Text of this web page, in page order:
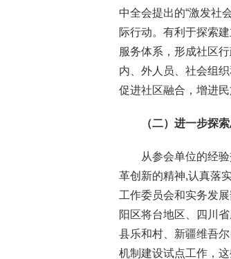
中全会提出的“激发社
际行动。有利于探索
服务体系，形成社区
内、外人员、社会组
促进社区融合，增进
（二）进一步探
从参会单位的经
革创新的精神,认真落
工作委员会和实务发
阳区将台地区、四川
县乐和村、新疆维吾
机制建设试点工作，